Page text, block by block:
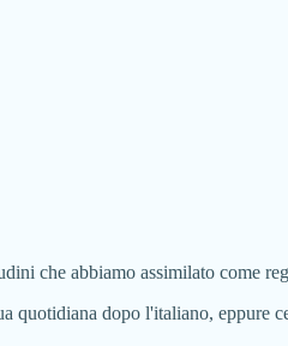
che abbiamo assimilato come
quotidiana dopo l'italiano,